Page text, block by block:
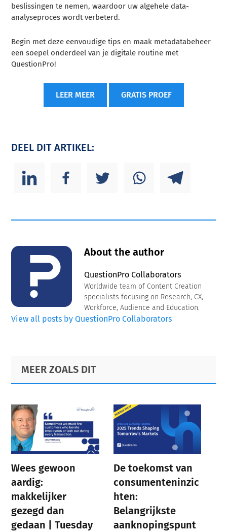
beslissingen te nemen, waardoor uw algehele data-
analyseproces wordt verbeterd.
Begin met deze eenvoudige tips en maak metadatabeheer
een soepel onderdeel van je digitale routine met
QuestionPro!
LEER MEER GRATIS PROEF
DEEL DIT ARTIKEL:
About the author
QuestionPro Collaborators
Worldwide team of Content Creation
specialists focusing on Research, CX,
Workforce, Audience and Education.
View all posts by QuestionPro Collaborators
Primary
Sidebar
Footer
MEER ZOALS DIT
Wees gewoon
aardig:
makkelijker
gezegd dan
gedaan | Tuesday
De toekomst van
consumenteninzic
hten:
Belangrijkste
aanknopingspunt